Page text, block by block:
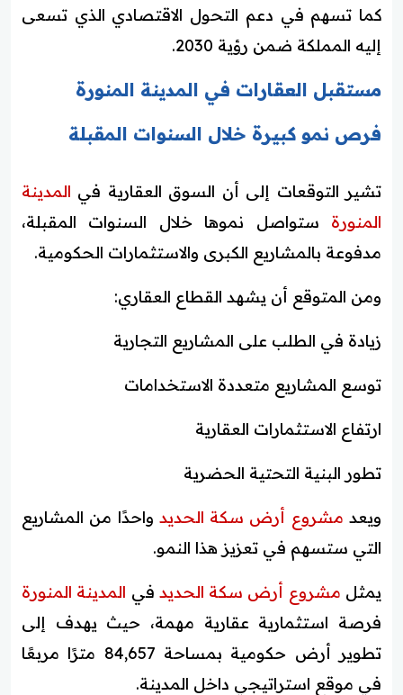
كما تسهم في دعم التحول الاقتصادي الذي تسعى
إليه المملكة ضمن رؤية 2030.
مستقبل العقارات في المدينة المنورة
فرص نمو كبيرة خلال السنوات المقبلة
تشير التوقعات إلى أن السوق العقارية في المدينة
المنورة ستواصل نموها خلال السنوات المقبلة،
مدفوعة بالمشاريع الكبرى والاستثمارات الحكومية.
ومن المتوقع أن يشهد القطاع العقاري:
زيادة في الطلب على المشاريع التجارية
توسع المشاريع متعددة الاستخدامات
ارتفاع الاستثمارات العقارية
تطور البنية التحتية الحضرية
ويعد مشروع أرض سكة الحديد واحدًا من المشاريع
التي ستسهم في تعزيز هذا النمو.
يمثل مشروع أرض سكة الحديد في المدينة المنورة
فرصة استثمارية عقارية مهمة، حيث يهدف إلى
تطوير أرض حكومية بمساحة 84,657 مترًا مربعًا
في موقع استراتيجي داخل المدينة.